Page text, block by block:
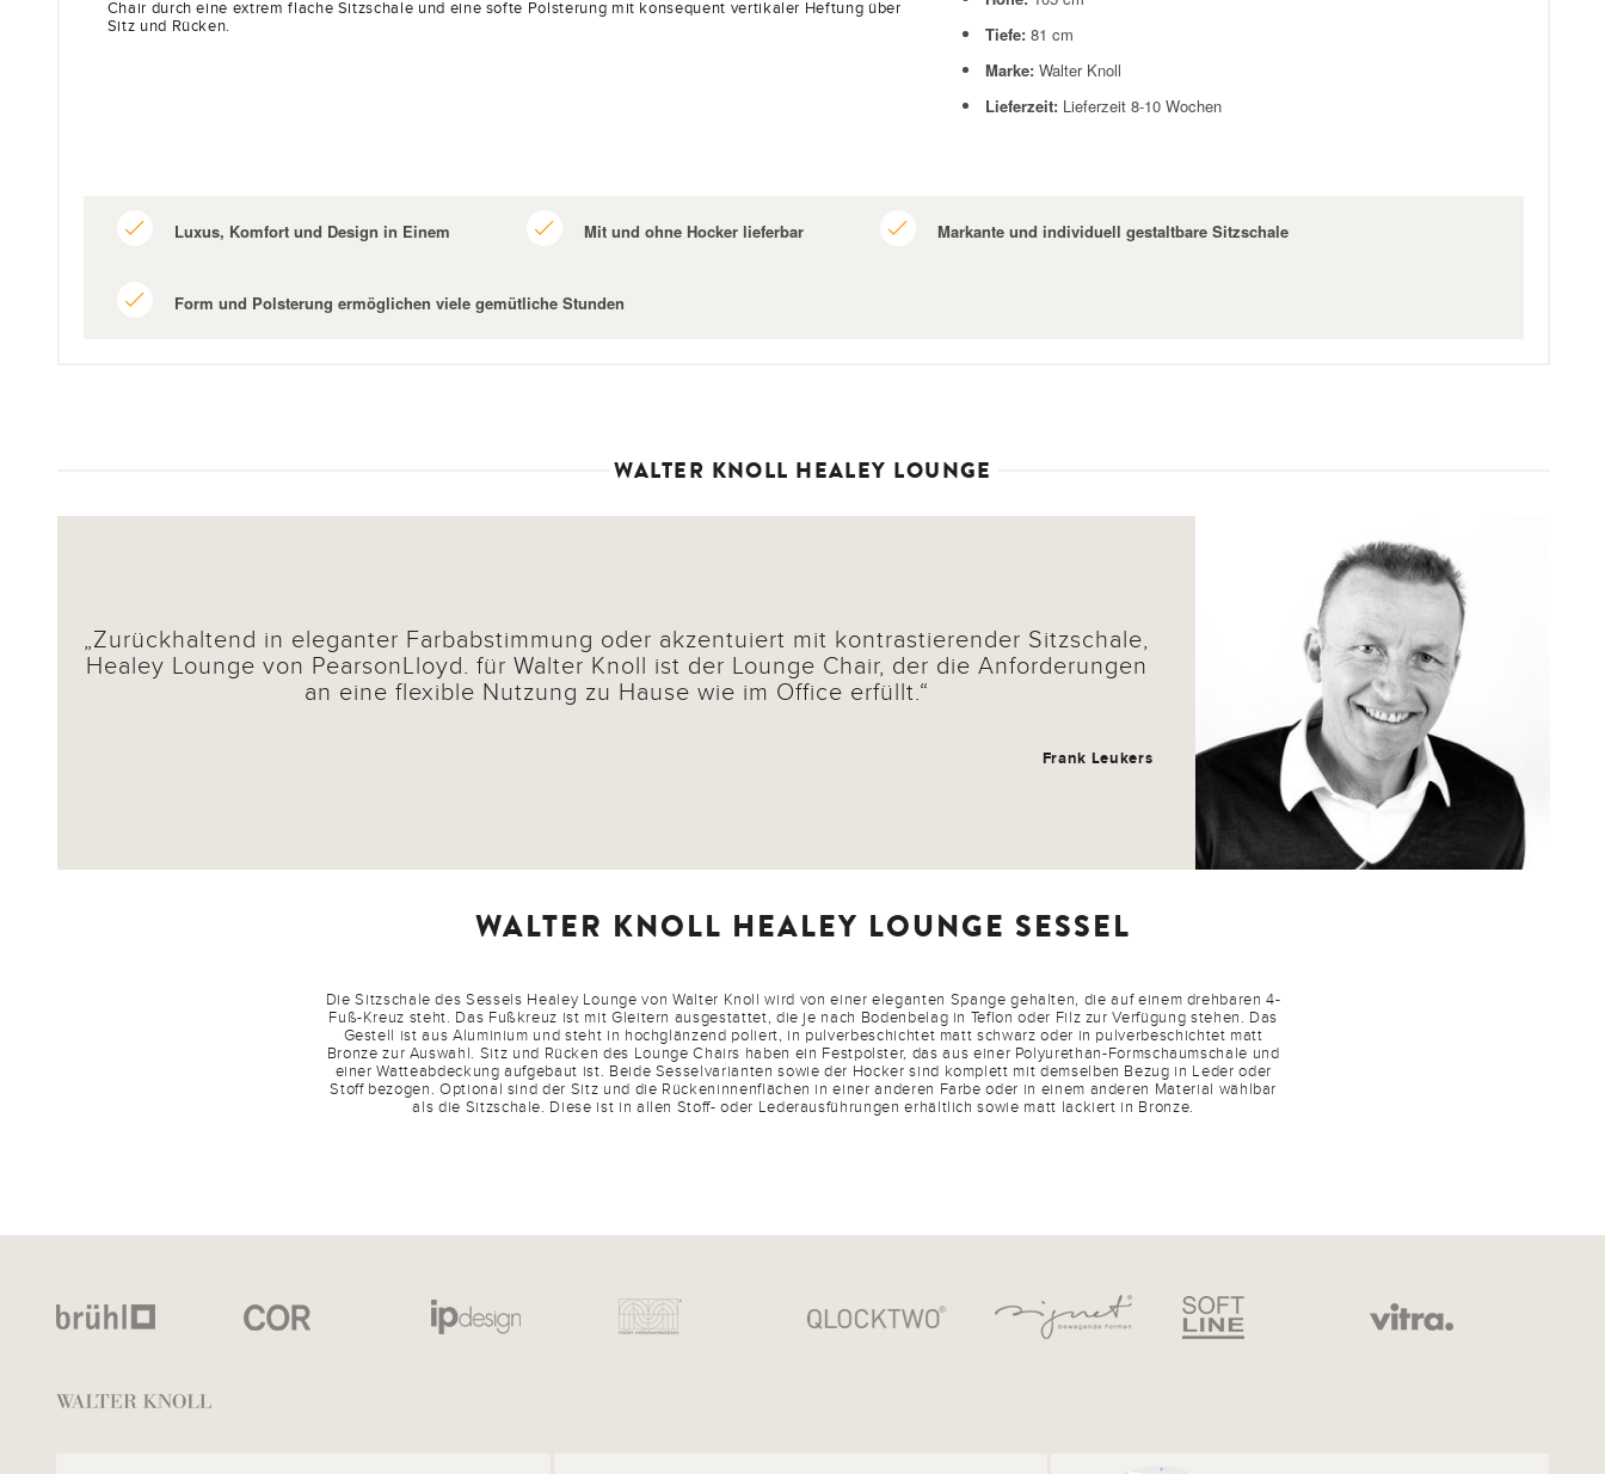
Chair durch eine extrem flache Sitzschale und eine softe Polsterung mit konsequent vertikaler Heftung über
Sitz und Rücken.
Tiefe: 81 cm
Marke: Walter Knoll
Lieferzeit: Lieferzeit 8-10 Wochen
Luxus, Komfort und Design in Einem Mit und ohne Hocker lieferbar Markante und individuell gestaltbare Sitzschale
Form und Polsterung ermöglichen viele gemütliche Stunden
WALTER KNOLL HEALEY LOUNGE
Zurückhaltend in eleganter Farbabstimmung oder akzentuiert mit kontrastierender Sitzschale,
Healey Lounge von PearsonLloyd. für Walter Knoll ist der Lounge Chair, der die Anforderungen
an eine flexible Nutzung zu Hause wie im Office erfüllt.
Frank Leukers
WALTER KNOLL HEALEY LOUNGE SESSEL
Die Sitzschale des Sessels Healey Lounge von Walter Knoll wird von einer eleganten Spange gehalten, die auf einem drehbaren 4-
Fuß-Kreuz steht. Das Fußkreuz ist mit Gleitern ausgestattet, die je nach Bodenbelag in Teflon oder Filz zur Verfügung stehen. Das
Gestell ist aus Aluminium und steht in hochglänzend poliert, in pulverbeschichtet matt schwarz oder in pulverbeschichtet matt
Bronze zur Auswahl. Sitz und Rücken des Lounge Chairs haben ein Festpolster, das aus einer Polyurethan-Formschaumschale und
einer Watteabdeckung aufgebaut ist. Beide Sesselvarianten sowie der Hocker sind komplett mit demselben Bezug in Leder oder
Stoff bezogen. Optional sind der Sitz und die Rückeninnenflächen in einer anderen Farbe oder in einem anderen Material wählbar
als die Sitzschale. Diese ist in allen Stoff- oder Lederausführungen erhältlich sowie matt lackiert in Bronze.